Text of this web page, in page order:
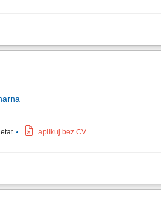
w bieżącym organizacji i
etat aplikuj bez CV
i operacyjne kierowanie szkołą,